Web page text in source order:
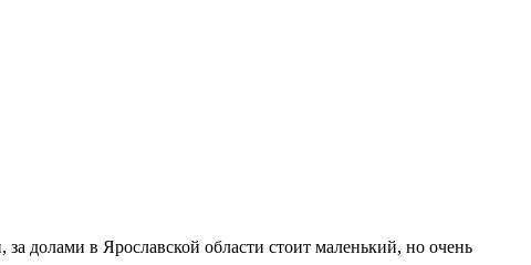
долами в Ярославской области стоит маленький, но очень